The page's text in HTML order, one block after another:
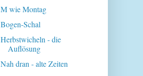
M wie Montag
Bogen-Schal
Herbstwicheln - die
Auflösung
Nah dran - alte Zeiten